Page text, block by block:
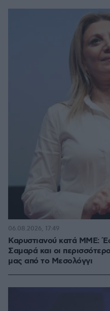
Καρυστιανού κατά ΜΜΕ:
Σαμαρά και οι
μας από το Μεσολόγγι
06.08.2026, 17:49